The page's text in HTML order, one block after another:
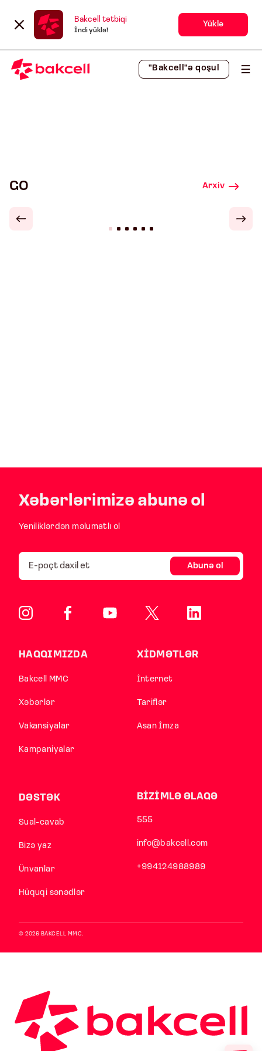
Bakcell tətbiqi
İndi yüklə!
Yüklə
"Bakcell"ə qoşul
GO Arxiv
Xəbərlərimizə abunə ol
Yeniliklərdən məlumatlı ol
Abunə ol
HAQQIMIZDA
Bakcell MMC
Xəbərlər
Vakansiyalar
Kampaniyalar
XİDMƏTLƏR
İnternet
Tariflər
Asan İmza
DƏSTƏK
Sual-cavab
Bizə yaz
Ünvanlar
Hüquqi sənədlər
BİZİMLƏ ƏLAQƏ
555
info@bakcell.com
+994124988989
© 2026 BAKCELL MMC.